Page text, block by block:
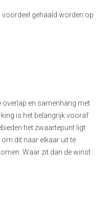
gehaald worden op
overlap en samenhang met
is het belangrijk vooraf
het zwaartepunt ligt
dit naar elkaar uit te
Waar zit dan de winst